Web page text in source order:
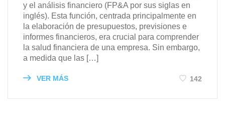
y el análisis financiero (FP&A por sus siglas en
inglés). Esta función, centrada principalmente en
la elaboración de presupuestos, previsiones e
informes financieros, era crucial para comprender
la salud financiera de una empresa. Sin embargo,
a medida que las […]
VER MÁS 142